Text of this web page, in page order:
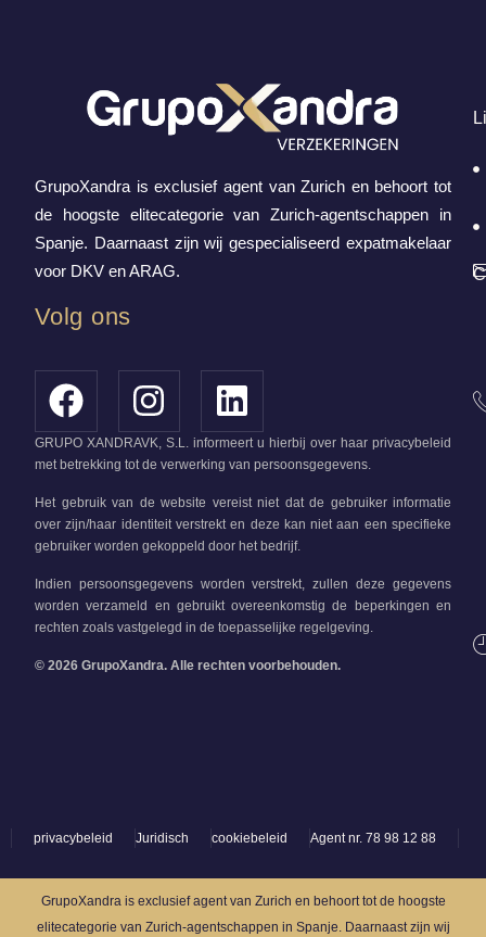
GrupoXandra is exclusief agent van Zurich en behoort tot
de hoogste elitecategorie van Zurich-agentschappen in
Spanje. Daarnaast zijn wij gespecialiseerd expatmakelaar
voor DKV en ARAG.
Volg ons
GRUPO XANDRAVK, S.L. informeert u hierbij over haar privacybeleid
met betrekking tot de verwerking van persoonsgegevens.
Het gebruik van de website vereist niet dat de gebruiker informatie
over zijn/haar identiteit verstrekt en deze kan niet aan een specifieke
gebruiker worden gekoppeld door het bedrijf.
Indien persoonsgegevens worden verstrekt, zullen deze gegevens
worden verzameld en gebruikt overeenkomstig de beperkingen en
rechten zoals vastgelegd in de toepasselijke regelgeving.
© 2026 GrupoXandra. Alle rechten voorbehouden.
privacybeleid Juridisch cookiebeleid Agent nr. 78 98 12 88
GrupoXandra is exclusief agent van Zurich en behoort tot de hoogste
elitecategorie van Zurich-agentschappen in Spanje. Daarnaast zijn wij